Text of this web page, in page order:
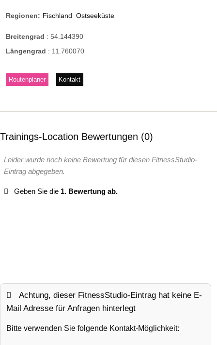
Regionen: Fischland Ostseeküste
Breitengrad : 54.144390
Längengrad : 11.760070
Routenplaner Kontakt
Trainings-Location Bewertungen 0
Leider wurde noch keine Bewertung für diesen FitnessStudio-
Eintrag abgegeben.
Geben Sie die 1. Bewertung ab.
Achtung, dieser FitnessStudio-Eintrag hat keine E-
Mail Adresse für Anfragen hinterlegt
Bitte verwenden Sie folgende Kontakt-Möglichkeit: